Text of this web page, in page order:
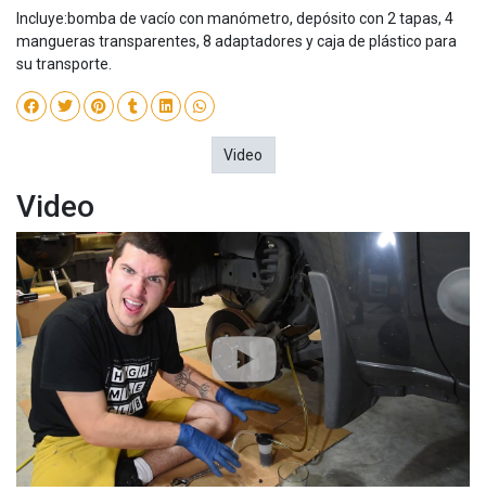
Incluye:bomba de vacío con manómetro, depósito con 2 tapas, 4
mangueras transparentes, 8 adaptadores y caja de plástico para
su transporte.
Video
Video